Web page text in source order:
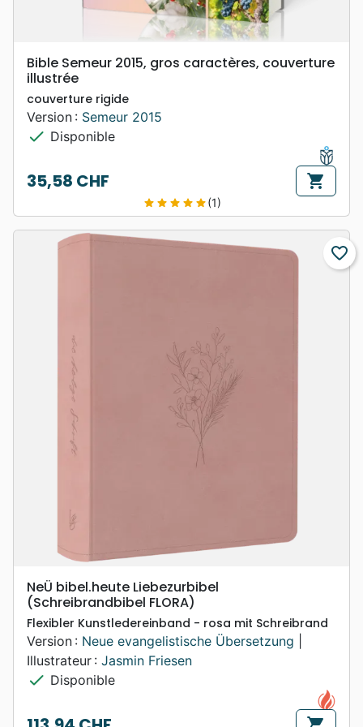
Bible Semeur 2015, gros caractères, couverture
illustrée
couverture rigide
Version : Semeur 2015
check Disponible
Prix
35,58 CHF shopping_cart
star star star star star(1)
favorite_border
NeÜ bibel.heute Liebezurbibel
(Schreibrandbibel FLORA)
Flexibler Kunstledereinband - rosa mit Schreibrand
Version : Neue evangelistische Übersetzung
Illustrateur : Jasmin Friesen
check Disponible